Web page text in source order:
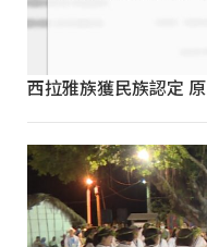
西拉雅族獲民族認定